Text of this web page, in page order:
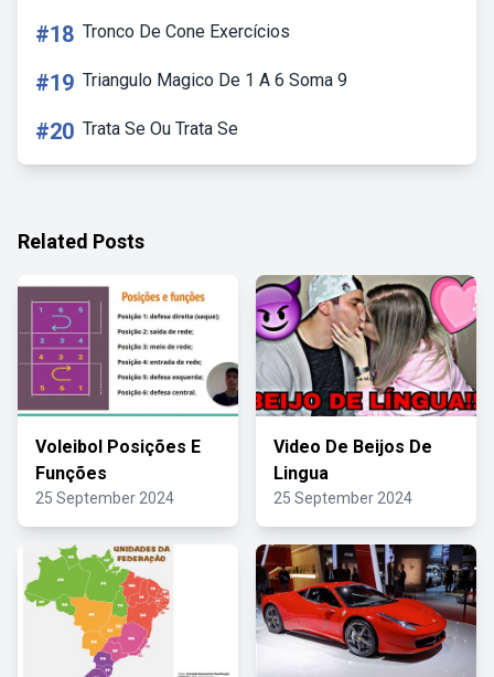
#18 Tronco De Cone Exercícios
#19 Triangulo Magico De 1 A 6 Soma 9
#20 Trata Se Ou Trata Se
Related Posts
Voleibol Posições E
Funções
25 September 2024
Video De Beijos De
Lingua
25 September 2024